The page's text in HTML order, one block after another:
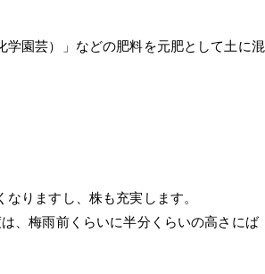
園芸）」などの肥料を元肥として土に混
りますし、株も充実します。
、梅雨前くらいに半分くらいの高さにば